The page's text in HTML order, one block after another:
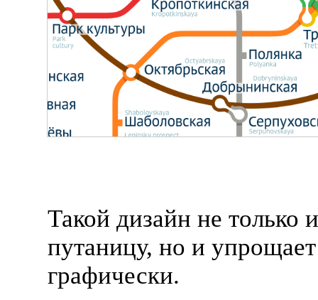
Такой дизайн не только
путаницу, но и
графически.